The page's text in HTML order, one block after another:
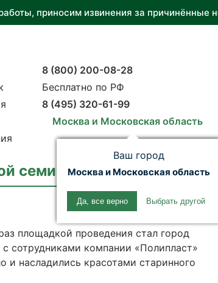
приносим извинения за причинённые
8 (800) 200-08-28
Бесплатно по РФ
8 (495) 320-61-99
Москва и Московская область
Ваш город
Москва и Московская область
Да, все верно Выбрать другой
семинар для своих
площадкой проведения стал город
сотрудниками компании «Полипласт»
и насладились красотами старинного